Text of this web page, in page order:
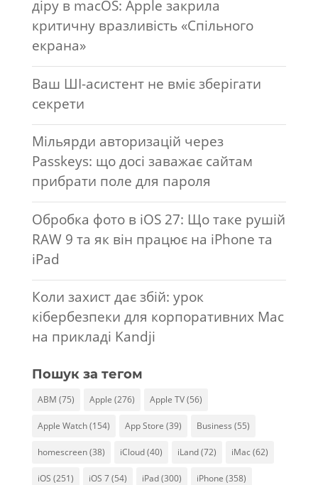
діру в macOS: Apple закрила
критичну вразливість «Спільного
екрана»
Ваш ШІ-асистент не вміє зберігати
секрети
Мільярди авторизацій через
Passkeys: що досі заважає сайтам
прибрати поле для пароля
Обробка фото в iOS 27: Що таке рушій
RAW 9 та як він працює на iPhone та
iPad
Коли захист дає збій: урок
кібербезпеки для корпоративних Mac
на прикладі Kandji
Пошук за тегом
ABM (75) Apple (276) Apple TV(56)
Apple Watch(154) App Store (39) Business (55)
homescreen(38) iCloud(40) iLand(72) iMac (62)
iOS (251) iOS 7(54) iPad(300) iPhone (358)